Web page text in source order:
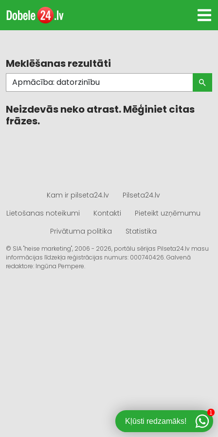
Meklēšanas rezultāti
Neizdevās neko atrast. Mēģiniet citas
frāzes.
Kam ir pilseta24.lv
Pilseta24.lv
Lietošanas noteikumi
Kontakti
Pieteikt uzņēmumu
Privātuma politika
Statistika
© SIA "heise marketing", 2006 - 2026, portālu sērijas Pilseta24.lv masu
informācijas līdzekļa reģistrācijas numurs: 000740426. Galvenā
redaktore: Ingūna Pempere.
Kļūsti redzamāks!
1